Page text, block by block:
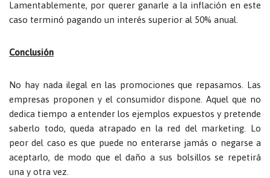
Lamentablemente, por querer ganarle a la inflación en este
caso terminó pagando un interés superior al 50% anual.
Conclusión
No hay nada ilegal en las promociones que repasamos. Las
empresas proponen y el consumidor dispone. Aquel que no
dedica tiempo a entender los ejemplos expuestos y pretende
saberlo todo, queda atrapado en la red del marketing. Lo
peor del caso es que puede no enterarse jamás o negarse a
aceptarlo, de modo que el daño a sus bolsillos se repetirá
una y otra vez.